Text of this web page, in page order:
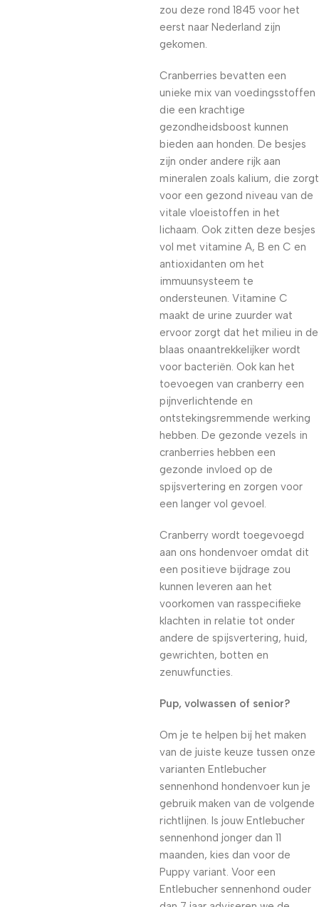
zou deze rond 1845 voor het
eerst naar Nederland zijn
gekomen.
Cranberries bevatten een
unieke mix van voedingsstoffen
die een krachtige
gezondheidsboost kunnen
bieden aan honden. De besjes
zijn onder andere rijk aan
mineralen zoals kalium, die zorgt
voor een gezond niveau van de
vitale vloeistoffen in het
lichaam. Ook zitten deze besjes
vol met vitamine A, B en C en
antioxidanten om het
immuunsysteem te
ondersteunen. Vitamine C
maakt de urine zuurder wat
ervoor zorgt dat het milieu in de
blaas onaantrekkelijker wordt
voor bacteriën. Ook kan het
toevoegen van cranberry een
pijnverlichtende en
ontstekingsremmende werking
hebben. De gezonde vezels in
cranberries hebben een
gezonde invloed op de
spijsvertering en zorgen voor
een langer vol gevoel.
Cranberry wordt toegevoegd
aan ons hondenvoer omdat dit
een positieve bijdrage zou
kunnen leveren aan het
voorkomen van rasspecifieke
klachten in relatie tot onder
andere de spijsvertering, huid,
gewrichten, botten en
zenuwfuncties.
Pup, volwassen of senior?
Om je te helpen bij het maken
van de juiste keuze tussen onze
varianten Entlebucher
sennenhond hondenvoer kun je
gebruik maken van de volgende
richtlijnen. Is jouw Entlebucher
sennenhond jonger dan 11
maanden, kies dan voor de
Puppy variant. Voor een
Entlebucher sennenhond ouder